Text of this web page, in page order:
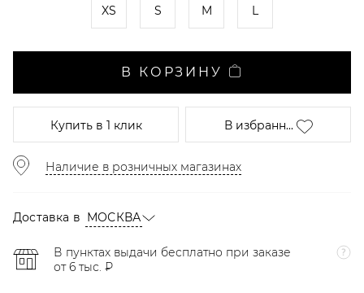
XS S M L
В КОРЗИНУ
Купитьв 1 клик В избранн...
Наличие в розничных магазинах
Доставка в МОСКВА
В пунктах выдачи бесплатно при заказе
от 6 тыс. ₽